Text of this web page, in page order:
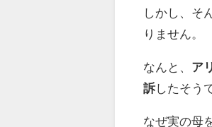
しかし、そ
りません。
なんと、 ア
訴したそう
なぜ実の母